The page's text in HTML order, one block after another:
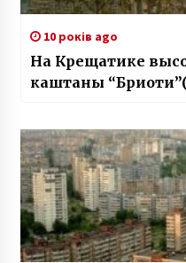
10 років ago
На Крещатике
каштаны